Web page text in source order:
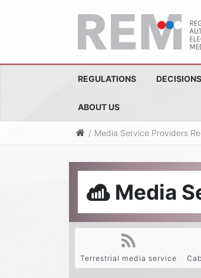
REGULATIONS DECISIONS
ABOUT US
Media Service Providers
Media
Terrestrial media service